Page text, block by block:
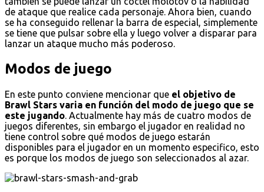
de ataque que realice cada personaje. Ahora bien, cuando
se ha conseguido rellenar la barra de especial, simplemente
se tiene que pulsar sobre ella y luego volver a disparar para
lanzar un ataque mucho más poderoso.
Modos de juego
En este punto conviene mencionar que el objetivo de
Brawl Stars varia en función del modo de juego que se
este jugando. Actualmente hay más de cuatro modos de
juegos diferentes, sin embargo el jugador en realidad no
tiene control sobre qué modos de juego estarán
disponibles para el jugador en un momento especifico, esto
es porque los modos de juego son seleccionados al azar.